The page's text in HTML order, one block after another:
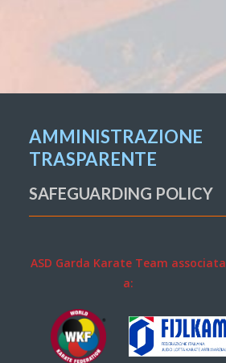
AMMINISTRAZIONE
TRASPARENTE
SAFEGUARDING POLICY
ASD Garda Karate Team associata
a: